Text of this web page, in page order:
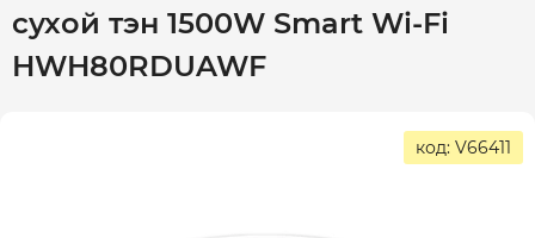
сухой тэн 1500W Smart Wi-Fi
HWH80RDUAWF
код: V66411